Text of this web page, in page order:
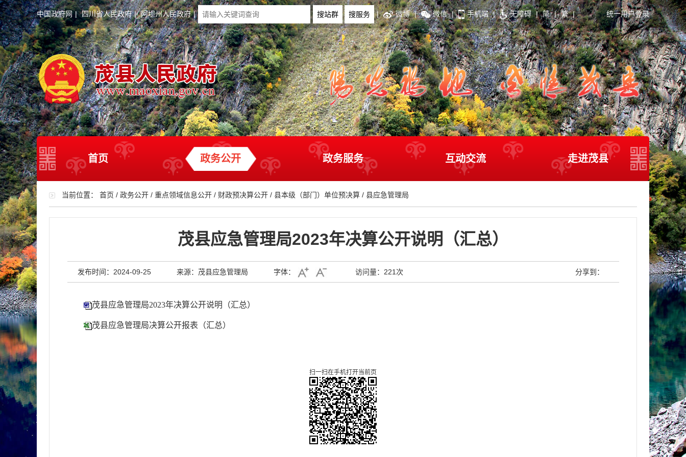
中国政府网 | 四川省人民政府 | 阿坝州人民政府 | | 微博 | 微信 | 手机端 | 无障碍 | 简 | 繁 | 统一用户登录
首页 政务公开 政务服务 互动交流 走进茂县
当前位置： 首页 / 政务公开 / 重点领域信息公开 / 财政预决算公开 / 县本级（部门）单位预决算 / 县应急管理局
茂县应急管理局2023年决算公开说明（汇总）
发布时间：2024-09-25 来源：茂县应急管理局 字体： 访问量： 221次 分享到：
茂县应急管理局2023年决算公开说明（汇总）
茂县应急管理局决算公开报表（汇总）
扫一扫在手机打开当前页